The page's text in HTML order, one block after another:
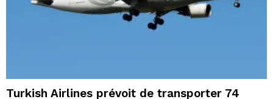
Turkish Airlines prévoit de transporter 74